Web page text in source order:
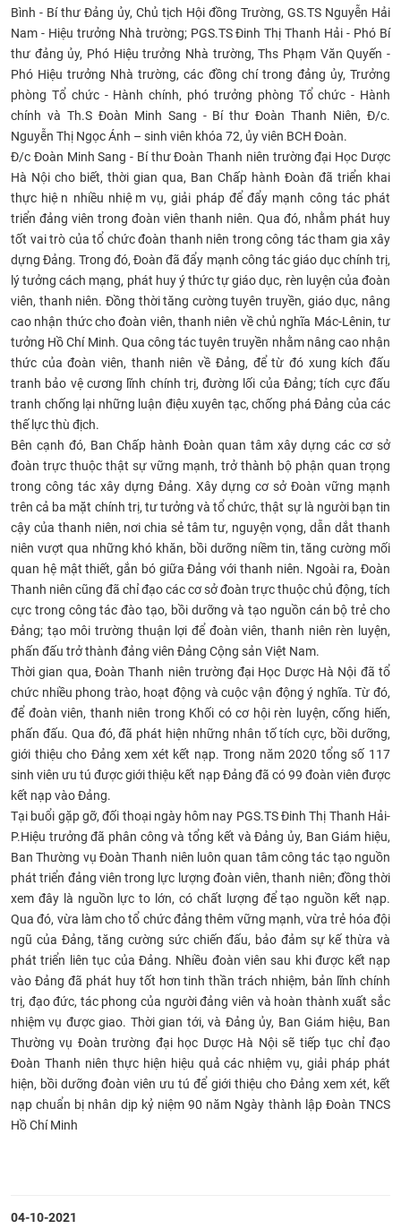
Bình - Bí thư Đảng ủy, Chủ tịch Hội đồng Trường, GS.TS Nguyễn Hải
Nam - Hiệu trưởng Nhà trường; PGS.TS Đinh Thị Thanh Hải - Phó Bí
thư đảng ủy, Phó Hiệu trưởng Nhà trường, Ths Phạm Văn Quyến -
Phó Hiệu trưởng Nhà trường, các đồng chí trong đảng ủy, Trưởng
phòng Tổ chức - Hành chính, phó trưởng phòng Tổ chức - Hành
chính và Th.S Đoàn Minh Sang - Bí thư Đoàn Thanh Niên, Đ/c.
Nguyễn Thị Ngọc Ánh – sinh viên khóa 72, ủy viên BCH Đoàn.
Đ/c Đoàn Minh Sang - Bí thư Đoàn Thanh niên trường đại Học Dược
Hà Nội cho biết, thời gian qua, Ban Chấp hành Đoàn đã triển khai
thực hiện nhiều nhiệm vụ, giải pháp để đẩy mạnh công tác phát
triển đảng viên trong đoàn viên thanh niên. Qua đó, nhằm phát huy
tốt vai trò của tổ chức đoàn thanh niên trong công tác tham gia xây
dựng Đảng. Trong đó, Đoàn đã đẩy mạnh công tác giáo dục chính trị,
lý tưởng cách mạng, phát huy ý thức tự giáo dục, rèn luyện của đoàn
viên, thanh niên. Đồng thời tăng cường tuyên truyền, giáo dục, nâng
cao nhận thức cho đoàn viên, thanh niên về chủ nghĩa Mác-Lênin, tư
tưởng Hồ Chí Minh. Qua công tác tuyên truyền nhằm nâng cao nhận
thức của đoàn viên, thanh niên về Đảng, để từ đó xung kích đấu
tranh bảo vệ cương lĩnh chính trị, đường lối của Đảng; tích cực đấu
tranh chống lại những luận điệu xuyên tạc, chống phá Đảng của các
thế lực thù địch.
Bên cạnh đó, Ban Chấp hành Đoàn quan tâm xây dựng các cơ sở
đoàn trực thuộc thật sự vững mạnh, trở thành bộ phận quan trọng
trong công tác xây dựng Đảng. Xây dựng cơ sở Đoàn vững mạnh
trên cả ba mặt chính trị, tư tưởng và tổ chức, thật sự là người bạn tin
cậy của thanh niên, nơi chia sẻ tâm tư, nguyện vọng, dẫn dắt thanh
niên vượt qua những khó khăn, bồi dưỡng niềm tin, tăng cường mối
quan hệ mật thiết, gắn bó giữa Đảng với thanh niên. Ngoài ra, Đoàn
Thanh niên cũng đã chỉ đạo các cơ sở đoàn trực thuộc chủ động, tích
cực trong công tác đào tạo, bồi dưỡng và tạo nguồn cán bộ trẻ cho
Đảng; tạo môi trường thuận lợi để đoàn viên, thanh niên rèn luyện,
phấn đấu trở thành đảng viên Đảng Cộng sản Việt Nam.
Thời gian qua, Đoàn Thanh niên trường đại Học Dược Hà Nội đã tổ
chức nhiều phong trào, hoạt động và cuộc vận động ý nghĩa. Từ đó,
để đoàn viên, thanh niên trong Khối có cơ hội rèn luyện, cống hiến,
phấn đấu. Qua đó, đã phát hiện những nhân tố tích cực, bồi dưỡng,
giới thiệu cho Đảng xem xét kết nạp. Trong năm 2020 tổng số 117
sinh viên ưu tú được giới thiệu kết nạp Đảng đã có 99 đoàn viên được
kết nạp vào Đảng.
Tại buổi gặp gỡ, đối thoại ngày hôm nay PGS.TS Đinh Thị Thanh Hải-
P.Hiệu trưởng đã phân công và tổng kết vàĐảng ủy, Ban Giám hiệu,
Ban Thường vụ Đoàn Thanh niên luôn quan tâm công tác tạo nguồn
phát triển đảng viên trong lực lượng đoàn viên, thanh niên; đồng thời
xem đây là nguồn lực to lớn, có chất lượng để tạo nguồn kết nạp.
Qua đó, vừa làm cho tổ chức đảng thêm vững mạnh, vừa trẻ hóa đội
ngũ của Đảng, tăng cường sức chiến đấu, bảo đảm sự kế thừa và
phát triển liên tục của Đảng. Nhiều đoàn viên sau khi được kết nạp
vào Đảng đã phát huy tốt hơn tinh thần trách nhiệm, bản lĩnh chính
trị, đạo đức, tác phong của người đảng viên và hoàn thành xuất sắc
nhiệm vụ được giao. Thời gian tới,và Đảng ủy, Ban Giám hiệu, Ban
Thường vụ Đoàn trường đại học Dược Hà Nội sẽ tiếp tục chỉ đạo
Đoàn Thanh niên thực hiện hiệu quả các nhiệm vụ, giải pháp phát
hiện, bồi dưỡng đoàn viên ưu tú để giới thiệu cho Đảng xem xét, kết
nạp chuẩn bị nhân dịp kỷ niệm 90 năm Ngày thành lập Đoàn TNCS
Hồ Chí Minh
04-10-2021